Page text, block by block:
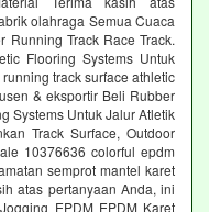
olahraga Semua Cuaca
Running Track Race Track.
Flooring Systems Untuk
track surface athletic
& eksportir Beli Rubber
Systems Untuk Jalur Atletik
Track Surface, Outdoor
10376636 colorful epdm
semprot mantel karet
atas pertanyaan Anda, ini
EPDM EPDM Karet